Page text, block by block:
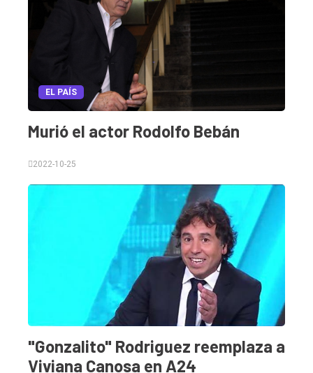
EL PAÍS
Murió el actor Rodolfo Bebán
2022-10-25
"Gonzalito" Rodriguez reemplaza a
Viviana Canosa en A24